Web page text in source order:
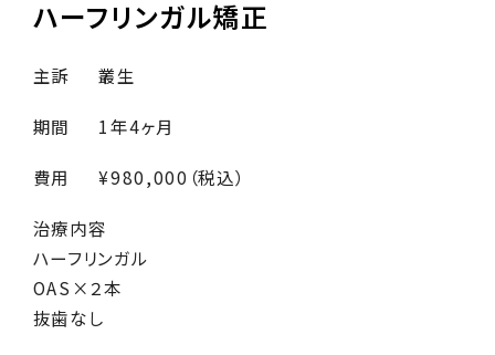
ハーフリンガル矯正
主訴 叢生
期間 1年4ヶ月
費用 ¥980,000（税込）
治療内容
ハーフリンガル
OAS×２本
抜歯なし